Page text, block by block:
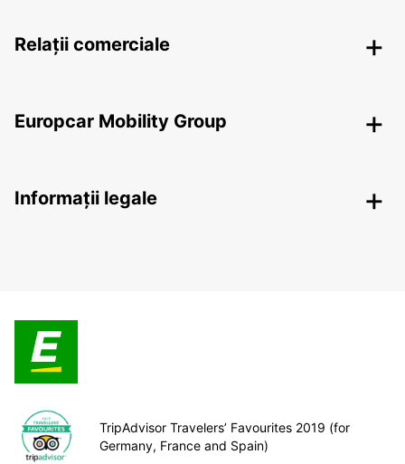
Relații comerciale
Europcar Mobility Group
Informații legale
TripAdvisor Travelers’ Favourites 2019 (for
Germany, France and Spain)